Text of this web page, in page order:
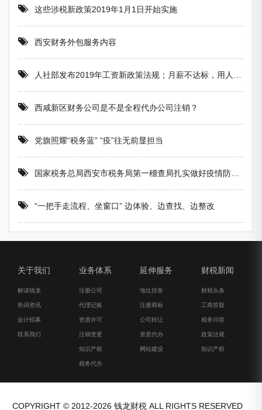
这些涉税新政策2019年1月1日开始实施
西安财务外包服务内容
人社部发布2019年工资新政策法规；月薪不达标，用人单位将被重罚
西咸新区财务公司是不是全程代办公司注销？
党旗照耀“税务蓝” “疫”往无前显担当
国家税务总局西安市税务局第一稽查局扎实做好疫情防控工作
“一把手走流程、坐窗口” 边体验、边查找、边整改
关于我们
解读钱龙
热词资讯
会计招募
联系我们
业务体系
注册公司
代理记账
资质许可
注销变更
知识产权
税务代办
延伸服务
地址挂靠
注册商标
公司转让
资质代办
网站建设
财税新闻
财税头条
工商答疑
税务问答
政策法规
知识产权
COPYRIGHT © 2012-2026 钱龙财税 ALL RIGHTS RESERVED